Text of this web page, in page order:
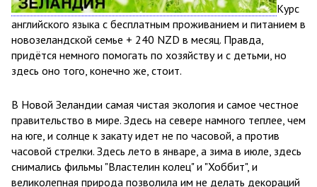
Курс
английского языка с бесплатным проживанием и питанием в
новозеландской семье + 240 NZD в месяц. Правда,
придётся немного помогать по хозяйству и с детьми, но
здесь оно того, конечно же, стоит.
В Новой Зеландии самая чистая экология и самое честное
правительство в мире. Здесь на севере намного теплее, чем
на юге, и солнце к закату идет не по часовой, а против
часовой стрелки. Здесь лето в январе, а зима в июле, здесь
снимались фильмы "Властелин колец" и "Хоббит", и
великолепная природа позволила им не делать декораций